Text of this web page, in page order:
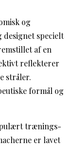
og
specielt
af en
reflekterer
stråler.
formål og
trænings-
er lavet